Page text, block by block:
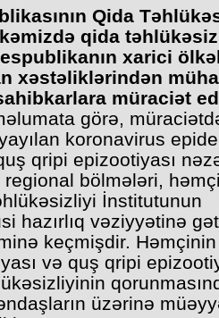
Qida
qida
xarici
xəstəliklərindən
müraciət
görə,
koronavirus
qripi epizootiyası
regional bölmələri,
İnstitutunun
hazırlıq vəziyyətinə
keçmişdir. Həmçinin
və quş qripi
üzərinə